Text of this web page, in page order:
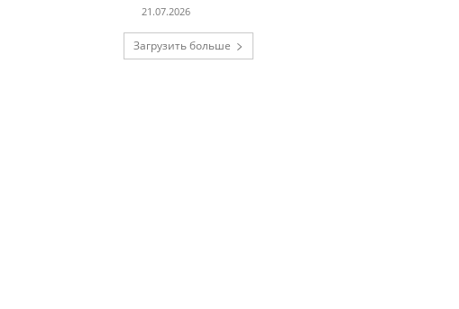
21.07.2026
Загрузить больше